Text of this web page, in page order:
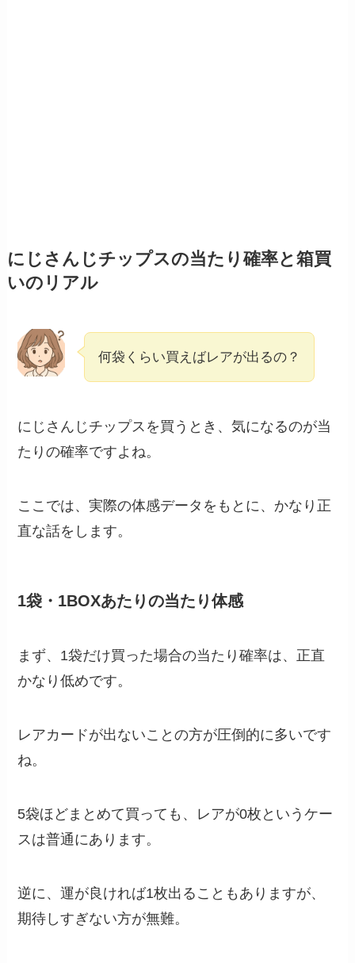
にじさんじチップスの当たり確率と箱買
いのリアル
何袋くらい買えばレアが出るの？
にじさんじチップスを買うとき、気になるのが当
たりの確率ですよね。
ここでは、実際の体感データをもとに、かなり正
直な話をします。
1袋・1BOXあたりの当たり体感
まず、1袋だけ買った場合の当たり確率は、正直
かなり低めです。
レアカードが出ないことの方が圧倒的に多いです
ね。
5袋ほどまとめて買っても、レアが0枚というケー
スは普通にあります。
逆に、運が良ければ1枚出ることもありますが、
期待しすぎない方が無難。